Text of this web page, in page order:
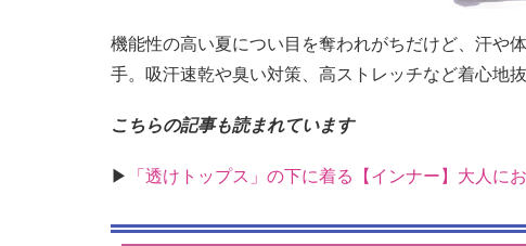
機能性の高い夏につい目を奪われがちだけど、汗や
手。吸汗速乾や臭い対策、高ストレッチなど着心地
こちらの記事も読まれています
▶︎ 「透けトップス」の下に着る【インナー】大人に